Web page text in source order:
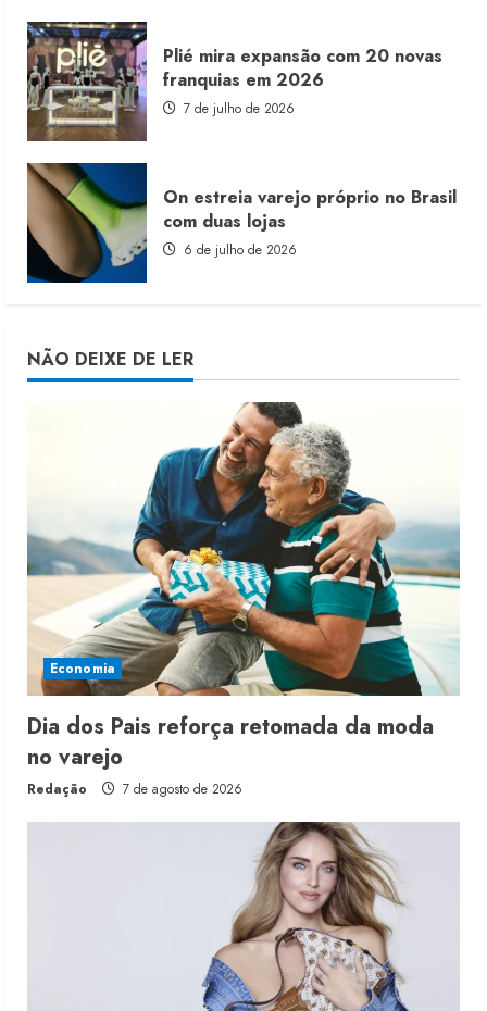
Plié mira expansão com 20 novas
franquias em 2026
7 de julho de 2026
On estreia varejo próprio no Brasil
com duas lojas
6 de julho de 2026
NÃO DEIXE DE LER
Economia
Dia dos Pais reforça retomada da moda
no varejo
Redação 7 de agosto de 2026